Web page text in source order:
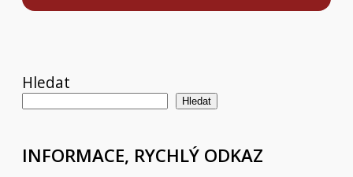
Hledat
Hledat
INFORMACE, RYCHLÝ ODKAZ